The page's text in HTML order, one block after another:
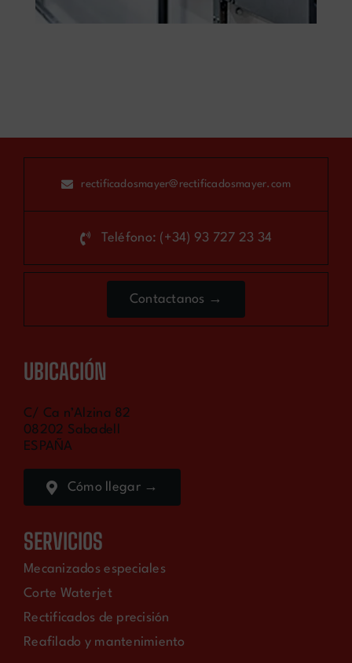
rectificadosmayer@rectificadosmayer.com
Teléfono: (+34) 93 727 23 34
Contactanos →
UBICACIÓN
C/ Ca n’Alzina 82
08202 Sabadell
ESPAÑA
Cómo llegar →
SERVICIOS
Mecanizados especiales
Corte Waterjet
Rectificados de precisión
Reafilado y mantenimiento